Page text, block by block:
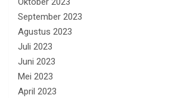
September 2023
Agustus 2023
Juli 2023
Juni 2023
Mei 2023
April 2023